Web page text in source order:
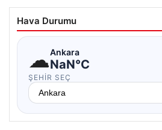
Hava Durumu
☁Ankara
NaN°C
ŞEHIR SEÇ